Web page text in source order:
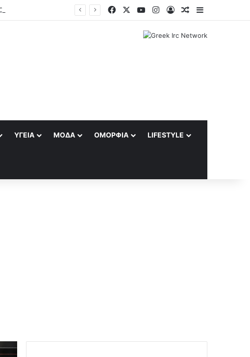
FacebookYouTubeInstagram
Log InRandom Article
Sidebar
ΥΓΕΊΑ ΜΌΔΑ ΟΜΟΡΦΙΆ LIFESTYLE